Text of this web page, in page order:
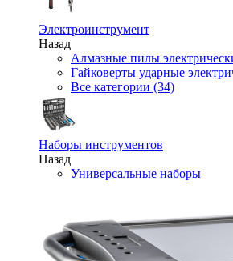
Электроинструмент
Назад
Алмазные пилы
Гайковерты ударные
Все категории (34)
Наборы инструментов
Назад
Универсальные наборы